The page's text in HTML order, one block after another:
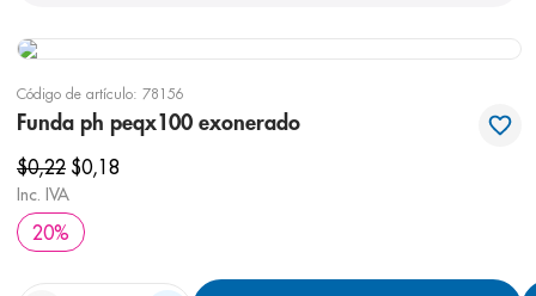
Código de artículo: 78156
Funda ph peqx100 exonerado
$0,22 $0,18
Inc. IVA
20%
términos más buscados
1. protector solar
2. pañales
3.
4. cerave
5. nivea